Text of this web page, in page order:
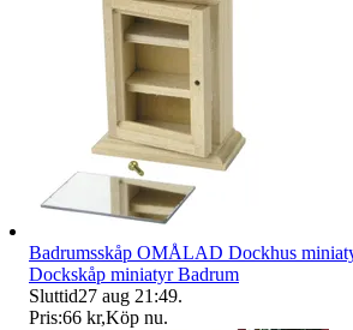
Badrumsskåp OMÅLAD Dockhus
Dockskåp miniatyr Badrum
Sluttid27 aug 21:49.
Pris:66 kr,Köp nu.